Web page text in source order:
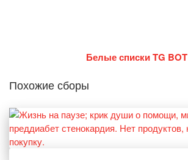
Белые списки TG BOT
Похожие сборы